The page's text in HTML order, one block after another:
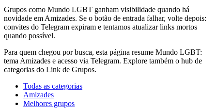
Grupos como Mundo LGBT ganham visibilidade quando há
novidade em Amizades. Se o botão de entrada falhar, volte depois:
convites do Telegram expiram e tentamos atualizar links mortos
quando possível.
Para quem chegou por busca, esta página resume Mundo LGBT:
tema Amizades e acesso via Telegram. Explore também o hub de
categorias do Link de Grupos.
Todas as categorias
Amizades
Melhores grupos